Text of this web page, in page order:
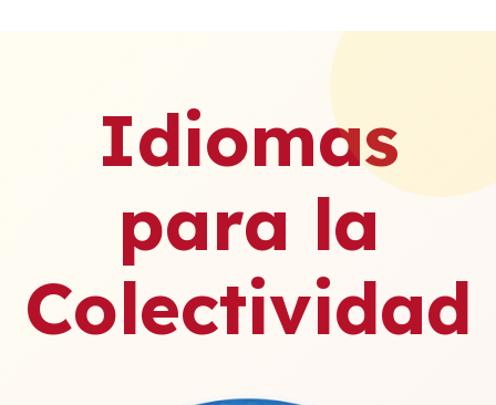
Idiomas
para la
Colectividad